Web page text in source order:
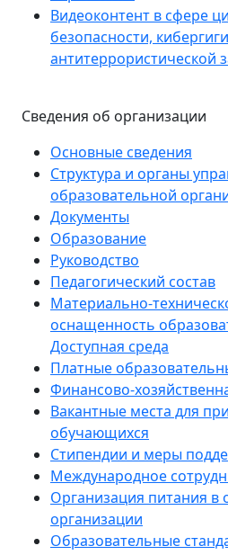
Видеоконтент в сфере
безопасности,
антитеррористической
Сведения об организации
Основные сведения
Структура и органы
образовательной
Документы
Образование
Руководство
Педагогический состав
Материально-
оснащенность
Доступная среда
Платные
Финансово-
Вакантные места для
обучающихся
Стипендии и меры
Международное
Организация питания в
организации
Образовательные